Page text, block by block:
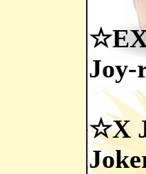
Joy-
☆X